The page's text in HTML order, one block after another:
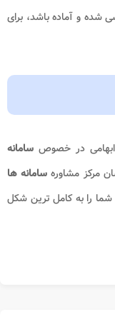
شده و آماده باشد، برای
ابهامی در خصوص سامانه
مرکز مشاوره سامانه ها
شما را به کامل ترین شکل